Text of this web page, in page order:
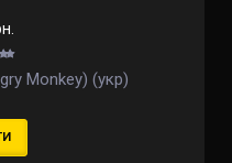
Monkey) (укр)